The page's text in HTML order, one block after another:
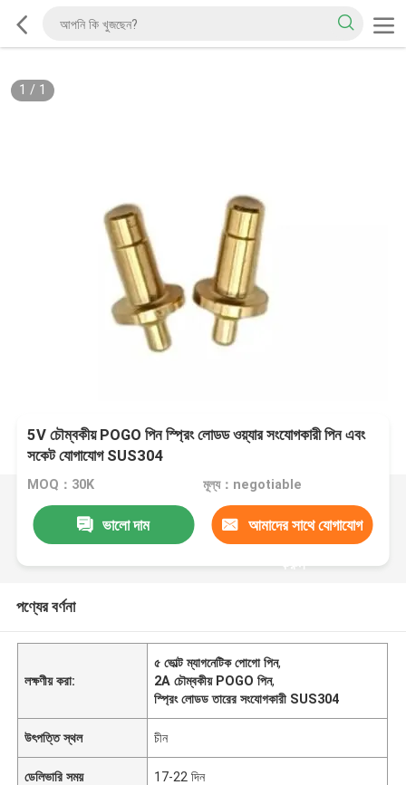
1 / 1
5V চৌম্বকীয় POGO পিন স্প্রিং লোডড ওয়্যার সংযোগকারী পিন এবং
সকেট যোগাযোগ SUS304
MOQ：30K মূল্য：negotiable
ভালো দাম আমাদের সাথে যোগাযোগ
করুন
পণ্যের বর্ণনা
লক্ষণীয় করা:
৫ ভোল্ট ম্যাগনেটিক পোগো পিন,
2A চৌম্বকীয় POGO পিন,
স্প্রিং লোডড তারের সংযোগকারী SUS304
উৎপত্তি স্থল চীন
ডেলিভারি সময় 17-22 দিন